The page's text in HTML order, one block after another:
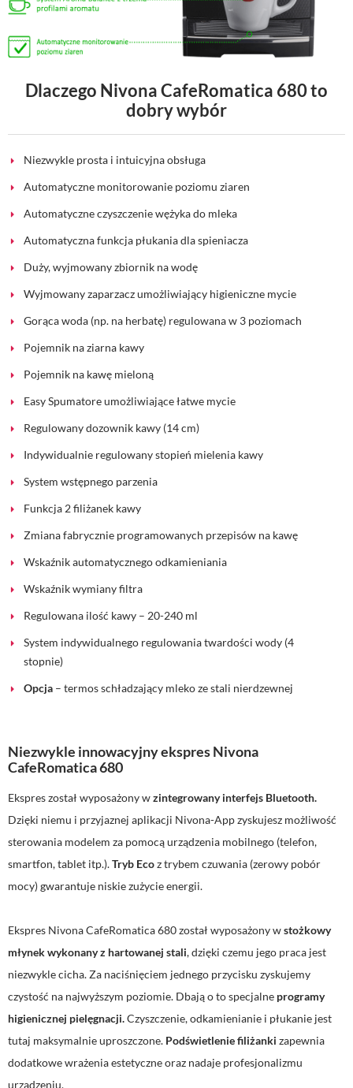
Dlaczego Nivona CafeRomatica 680 to
dobry wybór
Niezwykle prosta i intuicyjna obsługa
Automatyczne monitorowanie poziomu ziaren
Automatyczne czyszczenie wężyka do mleka
Automatyczna funkcja płukania dla spieniacza
Duży, wyjmowany zbiornik na wodę
Wyjmowany zaparzacz umożliwiający higieniczne mycie
Gorąca woda (np. na herbatę) regulowana w 3 poziomach
Pojemnik na ziarna kawy
Pojemnik na kawę mieloną
Easy Spumatore umożliwiające łatwe mycie
Regulowany dozownik kawy (14 cm)
Indywidualnie regulowany stopień mielenia kawy
System wstępnego parzenia
Funkcja 2 filiżanek kawy
Zmiana fabrycznie programowanych przepisów na kawę
Wskaźnik automatycznego odkamieniania
Wskaźnik wymiany filtra
Regulowana ilość kawy – 20-240 ml
System indywidualnego regulowania twardości wody (4
stopnie)
Opcja – termos schładzający mleko ze stali nierdzewnej
Niezwykle innowacyjny ekspres Nivona
CafeRomatica 680
Ekspres został wyposażony wzintegrowany interfejs Bluetooth.
Dzięki niemu i przyjaznej aplikacji Nivona-App zyskujesz możliwość
sterowania modelem za pomocą urządzenia mobilnego (telefon,
smartfon, tablet itp.).Tryb Ecoz trybem czuwania (zerowy pobór
mocy) gwarantuje niskie zużycie energii.
Ekspres Nivona CafeRomatica 680 został wyposażony wstożkowy
młynek wykonany z hartowanej stali, dzięki czemu jego praca jest
niezwykle cicha. Za naciśnięciem jednego przycisku zyskujemy
czystość na najwyższym poziomie. Dbają o to specjalne programy
higienicznej pielęgnacji.Czyszczenie, odkamienianie i płukanie jest
tutaj maksymalnie uproszczone. Podświetlenie filiżanki zapewnia
dodatkowe wrażenia estetyczne oraz nadaje profesjonalizmu
urządzeniu.